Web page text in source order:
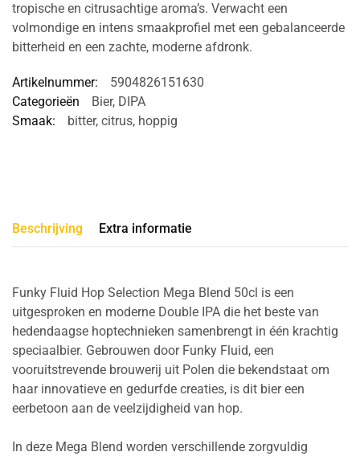
tropische en citrusachtige aroma’s. Verwacht een
volmondige en intens smaakprofiel met een gebalanceerde
bitterheid en een zachte, moderne afdronk.
Artikelnummer:
5904826151630
Categorieën
Bier, DIPA
Smaak:
bitter, citrus, hoppig
Beschrijving Extra informatie
Funky Fluid Hop Selection Mega Blend 50cl is een
uitgesproken en moderne Double IPA die het beste van
hedendaagse hoptechnieken samenbrengt in één krachtig
speciaalbier. Gebrouwen door Funky Fluid, een
vooruitstrevende brouwerij uit Polen die bekendstaat om
haar innovatieve en gedurfde creaties, is dit bier een
eerbetoon aan de veelzijdigheid van hop.
In deze Mega Blend worden verschillende zorgvuldig